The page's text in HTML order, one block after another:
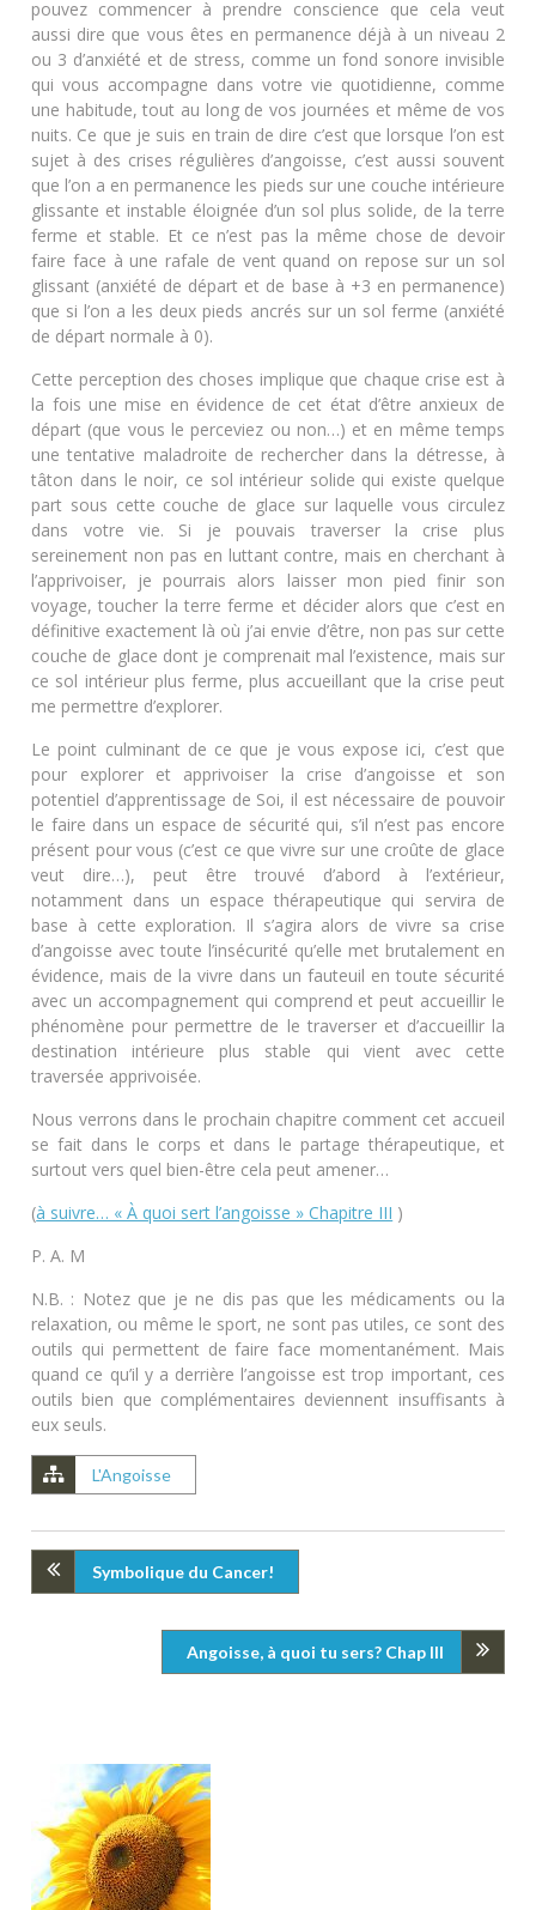
pouvez commencer à prendre conscience que cela veut
aussi dire que vous êtes en permanence déjà à un niveau 2
ou 3 d’anxiété et de stress, comme un fond sonore invisible
qui vous accompagne dans votre vie quotidienne, comme
une habitude, tout au long de vos journées et même de vos
nuits. Ce que je suis en train de dire c’est que lorsque l’on est
sujet à des crises régulières d’angoisse, c’est aussi souvent
que l’on a en permanence les pieds sur une couche intérieure
glissante et instable éloignée d’un sol plus solide, de la terre
ferme et stable. Et ce n’est pas la même chose de devoir
faire face à une rafale de vent quand on repose sur un sol
glissant (anxiété de départ et de base à +3 en permanence)
que si l’on a les deux pieds ancrés sur un sol ferme (anxiété
de départ normale à 0).
Cette perception des choses implique que chaque crise est à
la fois une mise en évidence de cet état d’être anxieux de
départ (que vous le perceviez ou non…) et en même temps
une tentative maladroite de rechercher dans la détresse, à
tâton dans le noir, ce sol intérieur solide qui existe quelque
part sous cette couche de glace sur laquelle vous circulez
dans votre vie. Si je pouvais traverser la crise plus
sereinement non pas en luttant contre, mais en cherchant à
l’apprivoiser, je pourrais alors laisser mon pied finir son
voyage, toucher la terre ferme et décider alors que c’est en
définitive exactement là où j’ai envie d’être, non pas sur cette
couche de glace dont je comprenait mal l’existence, mais sur
ce sol intérieur plus ferme, plus accueillant que la crise peut
me permettre d’explorer.
Le point culminant de ce que je vous expose ici, c’est que
pour explorer et apprivoiser la crise d’angoisse et son
potentiel d’apprentissage de Soi, il est nécessaire de pouvoir
le faire dans un espace de sécurité qui, s’il n’est pas encore
présent pour vous (c’est ce que vivre sur une croûte de glace
veut dire…), peut être trouvé d’abord à l’extérieur,
notamment dans un espace thérapeutique qui servira de
base à cette exploration. Il s’agira alors de vivre sa crise
d’angoisse avec toute l’insécurité qu’elle met brutalement en
évidence, mais de la vivre dans un fauteuil en toute sécurité
avec un accompagnement qui comprend et peut accueillir le
phénomène pour permettre de le traverser et d’accueillir la
destination intérieure plus stable qui vient avec cette
traversée apprivoisée.
Nous verrons dans le prochain chapitre comment cet accueil
se fait dans le corps et dans le partage thérapeutique, et
surtout vers quel bien-être cela peut amener…
(à suivre… « À quoi sert l’angoisse » Chapitre III )
P. A. M
N.B. : Notez que je ne dis pas que les médicaments ou la
relaxation, ou même le sport, ne sont pas utiles, ce sont des
outils qui permettent de faire face momentanément. Mais
quand ce qu’il y a derrière l’angoisse est trop important, ces
outils bien que complémentaires deviennent insuffisants à
eux seuls.
L'Angoisse
Symbolique du Cancer!
Angoisse, à quoi tu sers? Chap III